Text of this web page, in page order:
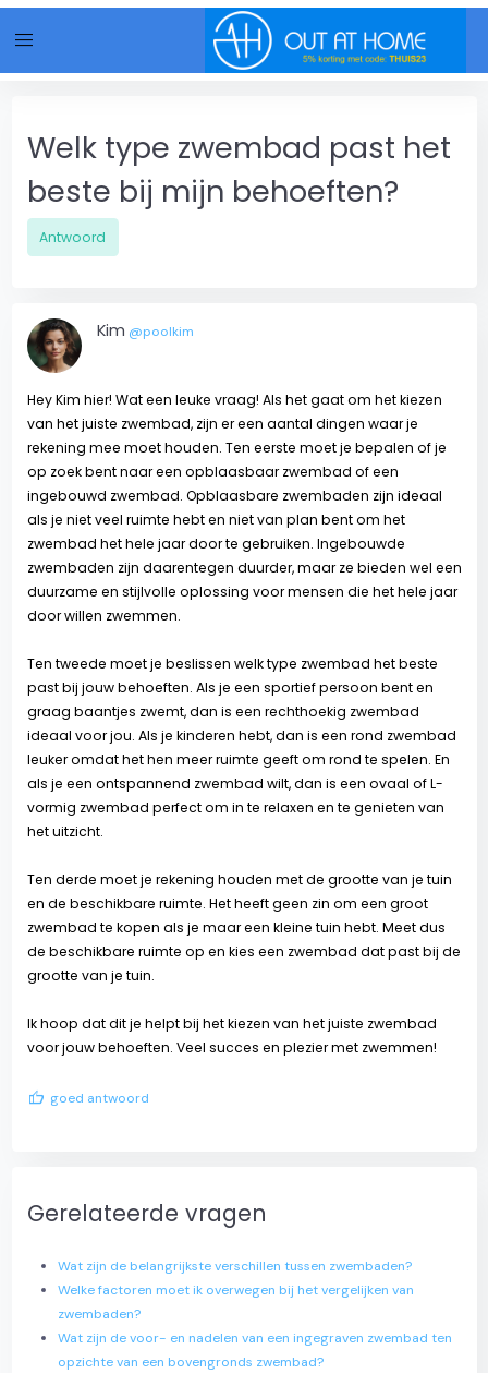
menu
Welk type zwembad past het
beste bij mijn behoeften?
Antwoord
Kim @poolkim
Hey Kim hier! Wat een leuke vraag! Als het gaat om het kiezen
van het juiste zwembad, zijn er een aantal dingen waar je
rekening mee moet houden. Ten eerste moet je bepalen of je
op zoek bent naar een opblaasbaar zwembad of een
ingebouwd zwembad. Opblaasbare zwembaden zijn ideaal
als je niet veel ruimte hebt en niet van plan bent om het
zwembad het hele jaar door te gebruiken. Ingebouwde
zwembaden zijn daarentegen duurder, maar ze bieden wel een
duurzame en stijlvolle oplossing voor mensen die het hele jaar
door willen zwemmen.
Ten tweede moet je beslissen welk type zwembad het beste
past bij jouw behoeften. Als je een sportief persoon bent en
graag baantjes zwemt, dan is een rechthoekig zwembad
ideaal voor jou. Als je kinderen hebt, dan is een rond zwembad
leuker omdat het hen meer ruimte geeft om rond te spelen. En
als je een ontspannend zwembad wilt, dan is een ovaal of L-
vormig zwembad perfect om in te relaxen en te genieten van
het uitzicht.
Ten derde moet je rekening houden met de grootte van je tuin
en de beschikbare ruimte. Het heeft geen zin om een groot
zwembad te kopen als je maar een kleine tuin hebt. Meet dus
de beschikbare ruimte op en kies een zwembad dat past bij de
grootte van je tuin.
Ik hoop dat dit je helpt bij het kiezen van het juiste zwembad
voor jouw behoeften. Veel succes en plezier met zwemmen!
thumb_up goed antwoord
Gerelateerde vragen
Wat zijn de belangrijkste verschillen tussen zwembaden?
Welke factoren moet ik overwegen bij het vergelijken van
zwembaden?
Wat zijn de voor- en nadelen van een ingegraven zwembad ten
opzichte van een bovengronds zwembad?